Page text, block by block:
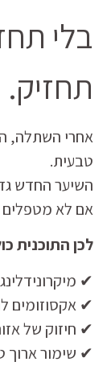
בלי
תחזיק.
אחרי השתלה,
טבעית.
השיער החדש
אם לא מטפלים
לכן התוכנית
✔
✔ אקסוזומים
✔ חיזוק של
✔ שימור ארוך